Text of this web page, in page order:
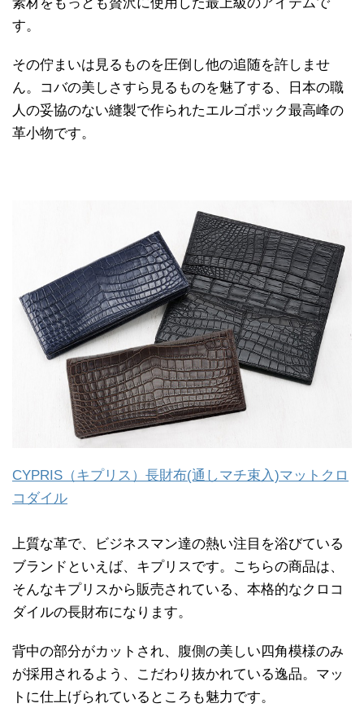
す。
その佇まいは見るものを圧倒し他の追随を許しませ
ん。コバの美しさすら見るものを魅了する、日本の職
人の妥協のない縫製で作られたエルゴポック最高峰の
革小物です。
CYPRIS（キプリス）長財布(通しマチ束入)マットクロ
コダイル
上質な革で、ビジネスマン達の熱い注目を浴びている
ブランドといえば、キプリスです。こちらの商品は、
そんなキプリスから販売されている、本格的なクロコ
ダイルの長財布になります。
背中の部分がカットされ、腹側の美しい四角模様のみ
が採用されるよう、こだわり抜かれている逸品。マッ
トに仕上げられているところも魅力です。